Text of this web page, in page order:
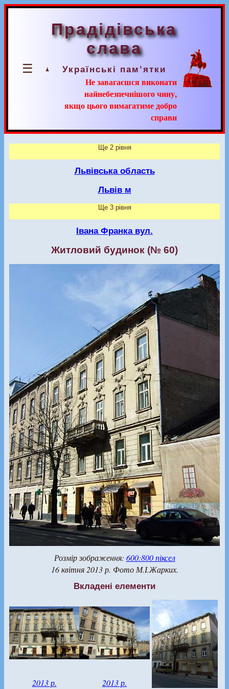
☰
Прадідівська
слава
Українські пам’ятки
Не завагаєшся виконати
найнебезпечнішого чину,
якщо цього вимагатиме добро
справи
Ще 2 рівня
Львівська область
Львів м
Ще 3 рівня
Івана Франка вул.
Житловий будинок (№ 60)
Розмір зображення: 600:800 піксел
16 квітня 2013 р. Фото М.І.Жарких.
Вкладені елементи
2013 р.
2013 р.